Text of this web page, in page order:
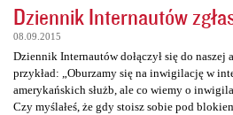
Dziennik Internautów
08.09.2015
Dziennik Internautów dołączył się do naszej
przykład: „Oburzamy się na inwigilację w
amerykańskich służb, ale co wiemy o
Czy myślałeś, że gdy stoisz sobie pod